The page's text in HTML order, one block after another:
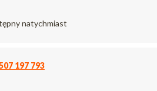
natychmiast
197 793